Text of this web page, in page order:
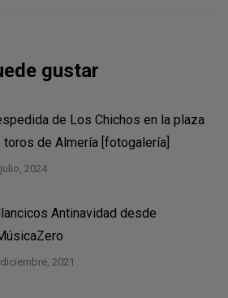
gustar
de Los Chichos en la plaza
toros de Almería [fotogalería]
2024
Antinavidad desde
2021